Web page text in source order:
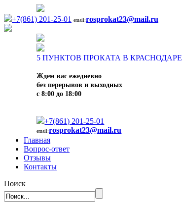
+7(861) 201-25-01 email:rosprokat23@mail.ru
5 ПУНКТОВ ПРОКАТА В КРАСНОДАРЕ
Ждем вас ежедневно
без перерывов и выходных
с 8:00 до 18:00
+7(861) 201-25-01
email:rosprokat23@mail.ru
Главная
Вопрос-ответ
Отзывы
Контакты
Поиск